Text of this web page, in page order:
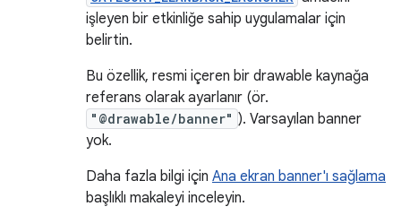
işleyen bir etkinliğe sahip uygulamalar için
belirtin.
Bu özellik, resmi içeren bir drawable kaynağa
referans olarak ayarlanır (ör.
"@drawable/banner" ). Varsayılan banner
yok.
Daha fazla bilgi için Ana ekran banner'ı sağlama
başlıklı makaleyi inceleyin.